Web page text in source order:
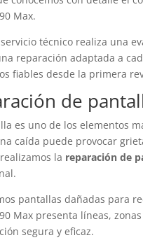
Max.
técnico realiza una
reparación adaptada a
fiables desde la primera
de
es uno de los elementos
caída puede provocar
realizamos la reparación de
pantallas dañadas para
Max presenta líneas,
segura y eficaz.